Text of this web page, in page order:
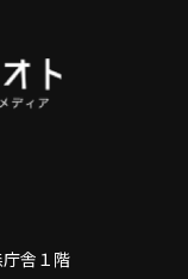
舎１階